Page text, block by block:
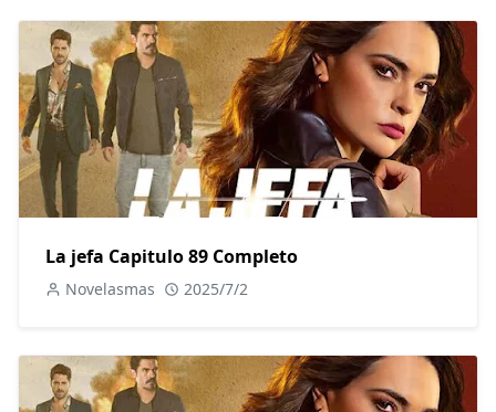
La jefa Capitulo 89 Completo
Novelasmas 2025/7/2